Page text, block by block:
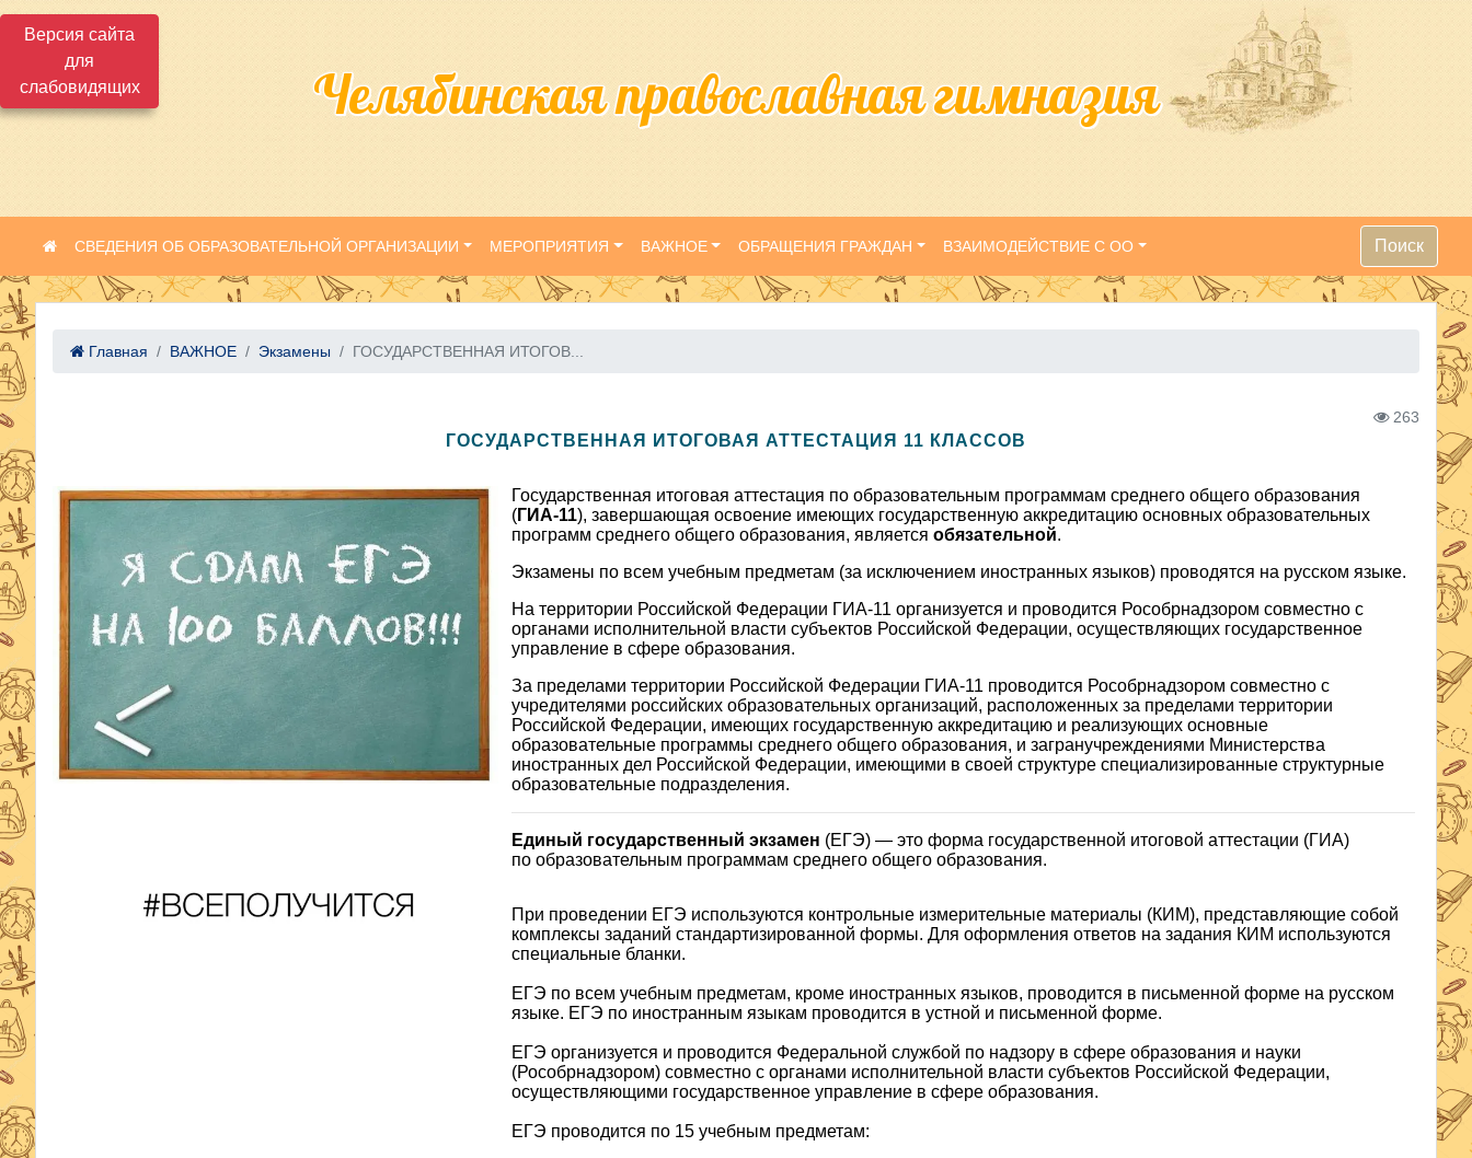
Версия сайта
для
слабовидящих
Челябинская православная гимназия
СВЕДЕНИЯ ОБ ОБРАЗОВАТЕЛЬНОЙ ОРГАНИЗАЦИИ МЕРОПРИЯТИЯ ВАЖНОЕ ОБРАЩЕНИЯ ГРАЖДАН ВЗАИМОДЕЙСТВИЕ С ОО Поиск
Главная ВАЖНОЕ Экзамены ГОСУДАРСТВЕННАЯ ИТОГОВ...
263
ГОСУДАРСТВЕННАЯ ИТОГОВАЯ АТТЕСТАЦИЯ 11 КЛАССОВ
Государственная итоговая аттестация по образовательным программам среднего общего образования
(ГИА-11), завершающая освоение имеющих государственную аккредитацию основных образовательных
программ среднего общего образования, является обязательной.
Экзамены по всем учебным предметам (за исключением иностранных языков) проводятся на русском языке.
На территории Российской Федерации ГИА-11 организуется и проводится Рособрнадзором совместно с
органами исполнительной власти субъектов Российской Федерации, осуществляющих государственное
управление в сфере образования.
За пределами территории Российской Федерации ГИА-11 проводится Рособрнадзором совместно с
учредителями российских образовательных организаций, расположенных за пределами территории
Российской Федерации, имеющих государственную аккредитацию и реализующих основные
образовательные программы среднего общего образования, и загранучреждениями Министерства
иностранных дел Российской Федерации, имеющими в своей структуре специализированные структурные
образовательные подразделения.
Единый государственный экзамен (ЕГЭ) — это форма государственной итоговой аттестации (ГИА)
по образовательным программам среднего общего образования.
При проведении ЕГЭ используются контрольные измерительные материалы (КИМ), представляющие собой
комплексы заданий стандартизированной формы. Для оформления ответов на задания КИМ используются
специальные бланки.
ЕГЭ по всем учебным предметам, кроме иностранных языков, проводится в письменной форме на русском
языке. ЕГЭ по иностранным языкам проводится в устной и письменной форме.
ЕГЭ организуется и проводится Федеральной службой по надзору в сфере образования и науки
(Рособрнадзором) совместно с органами исполнительной власти субъектов Российской Федерации,
осуществляющими государственное управление в сфере образования.
ЕГЭ проводится по 15 учебным предметам: